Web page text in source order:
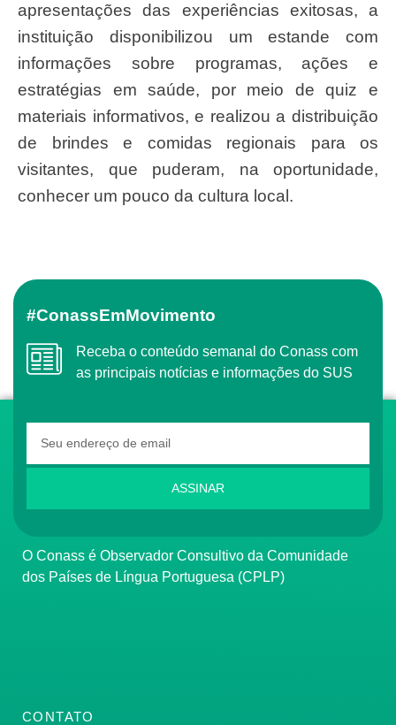
apresentações das experiências exitosas, a
instituição disponibilizou um estande com
informações sobre programas, ações e
estratégias em saúde, por meio de quiz e
materiais informativos, e realizou a distribuição
de brindes e comidas regionais para os
visitantes, que puderam, na oportunidade,
conhecer um pouco da cultura local.
#ConassEmMovimento
Receba o conteúdo semanal do Conass com
as principais notícias e informações do SUS
ASSINAR
O Conass é Observador Consultivo da Comunidade
dos Países de Língua Portuguesa (CPLP)
CONTATO